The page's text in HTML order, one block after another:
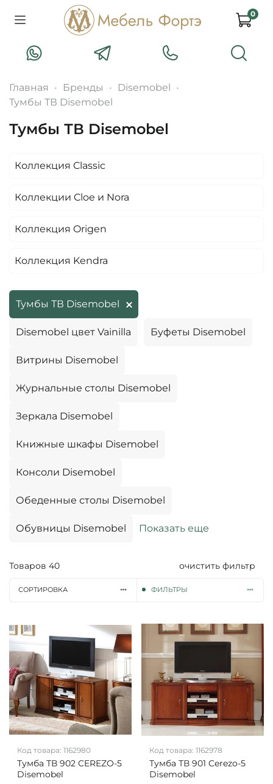
0
Главная Бренды
Disemobel
Тумбы ТВ Disemobel
Тумбы ТВ Disemobel
Коллекция Classic
Коллекции Cloe и Nora
Коллекция Origen
Коллекция Kendra
Тумбы ТВ Disemobel
Disemobel цвет Vainilla Буфеты Disemobel
Витрины Disemobel
Журнальные столы Disemobel
Зеркала Disemobel
Книжные шкафы Disemobel
Консоли Disemobel
Обеденные столы Disemobel
Обувницы Disemobel Показать еще
Товаров 40 очистить фильтр
СОРТИРОВКА ФИЛЬТРЫ
Код товара: 1162980
Тумба ТВ 902 CEREZO-5
Disemobel
Код товара: 1162978
Тумба ТВ 901 Cerezo-5
Disemobel